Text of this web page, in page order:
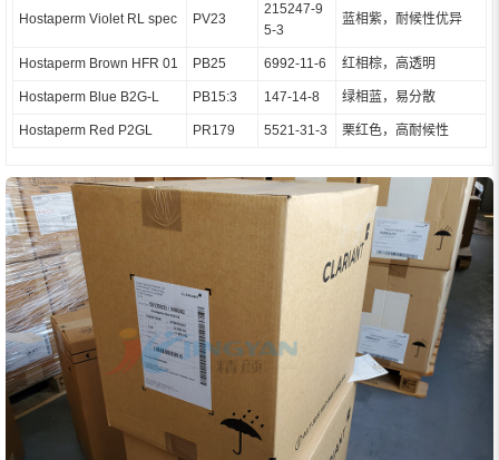
Hostaperm Violet RL spec PV23
215247-9
5-3
蓝相紫，耐候性优异
Hostaperm Brown HFR 01 PB25 6992-11-6 红相棕，高透明
Hostaperm Blue B2G-L PB15:3 147-14-8 绿相蓝，易分散
Hostaperm Red P2GL PR179 5521-31-3 栗红色，高耐候性